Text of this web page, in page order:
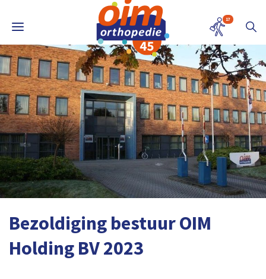
17
Bezoldiging bestuur OIM
Holding BV 2023